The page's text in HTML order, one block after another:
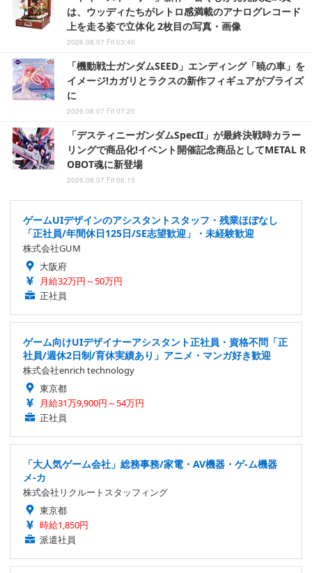
は、ウッディたちがレトロ感満載のアナログレコード
上を走る姿で立体化 2枚目の写真・画像
2026.08.07 Fri 03:40
「機動戦士ガンダムSEED」エンディング「暁の車」を
イメージ!カガリとラクスの新作フィギュアがプライズ
に
2026.08.07 Fri 07:20
「デスティニーガンダムSpecII」が最終決戦時カラー
リングで商品化!イベント開催記念商品としてMETAL R
OBOT魂に新登場
2026.08.07 Fri 06:15
ゲームUIデザインのアシスタントスタッフ・残業ほぼなし
「正社員/年間休日125日/SE志望歓迎」・未経験歓迎
株式会社GUM
大阪府
月給32万円～50万円
正社員
ゲーム向けUIデザイナーアシスタント正社員・資格不問「正
社員/週休2日制/育休実績あり」アニメ・マンガ好き歓迎
株式会社enrich technology
東京都
月給31万9,900円～54万円
正社員
「大人気ゲーム会社」総務事務/家電・AV機器・ゲ-ム機器
メ-カ
株式会社リクルートスタッフィング
東京都
時給1,850円
派遣社員